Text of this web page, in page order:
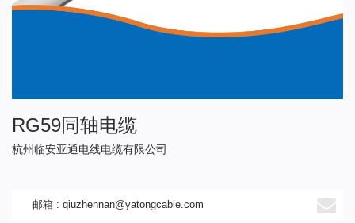
RG59同轴电缆
杭州临安亚通电线电缆有限公司
邮箱 : qiuzhennan@yatongcable.com